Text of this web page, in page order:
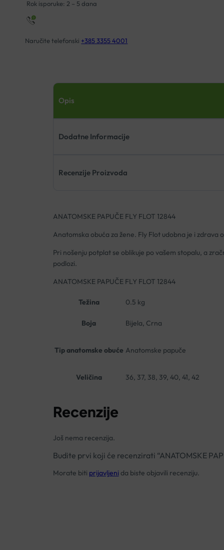
Rok isporuke: 2 – 5 dana
Naručite telefonski +385 3355 4001
Opis
Dodatne Informacije
Recenzije Proizvoda
ANATOMSKE PAPUČE FLY FLOT 12844
Anatomska obuća za žene. Fly Flot udobna je i
Pri nošenju potplat se oblikuje po vašem stopalu, a
podlozi.
ANATOMSKE PAPUČE FLY FLOT 12844
Težina 0.5 kg
Boja Bijela, Crna
Tip anatomske obuće Anatomske papuče
Veličina 36, 37, 38, 39, 40, 41, 42
Recenzije
Još nema recenzija.
Budite prvi koji će recenzirati “ANATOMSKE
Morate biti prijavljeni da biste objavili recenziju.